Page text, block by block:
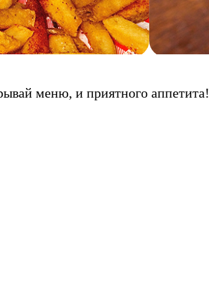
меню, и приятного аппетита!